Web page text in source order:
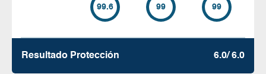
99.6 99 99
Resultado Protección 6.0/ 6.0